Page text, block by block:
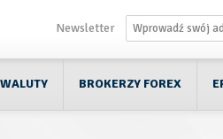
Newsletter
BROKERZY FOREX